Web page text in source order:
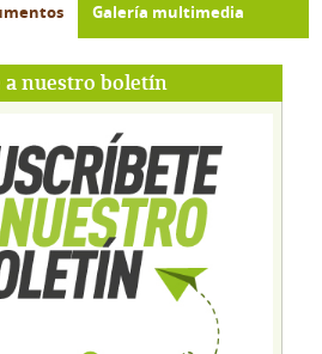
Galería multimedia
a nuestro boletín